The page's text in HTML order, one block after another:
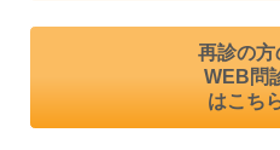
再診の方
WEB問
はこち